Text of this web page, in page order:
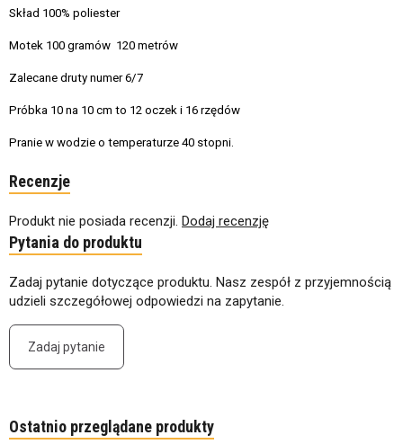
Skład 100% poliester
Motek 100 gramów 120 metrów
Zalecane druty numer 6/7
Próbka 10 na 10 cm to 12 oczek i 16 rzędów
Pranie w wodzie o temperaturze 40 stopni.
Recenzje
Produkt nie posiada recenzji. Dodaj recenzję
Pytania do produktu
Zadaj pytanie dotyczące produktu. Nasz zespół z przyjemnością
udzieli szczegółowej odpowiedzi na zapytanie.
Zadaj pytanie
Ostatnio przeglądane produkty